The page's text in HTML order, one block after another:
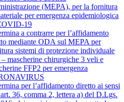
(MEPA), per la fornitura
per emergenza epidemiologica
19
a contrarre per l’affidamento
mediante ODA sul MEPA per
sistemi di protezione individuale
mascherine chirurgiche 3 veli e
FFP2 per emergenza
per l’affidamento diretto ai sensi
36, comma 2, lettera a) del D.Lgs.